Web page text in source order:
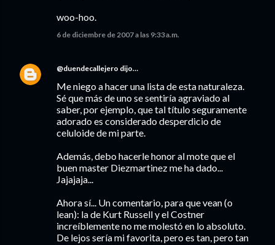
woo-hoo.
6 de diciembre de 2007 a las 9:33 a.m.
@duendecallejero dijo…
Me niego a hacer una lista de esta naturaleza.
Sé que más de uno se sentiría agraviado al
saber, por ejemplo, que tal título seguramente
adorado es considerado desperdicio de
celuloide de mi parte.
Además, debo hacerle honor al mote que el
buen master Diezmartinez me ha dado...
Jajajaja...
Ahora sí... Un comentario, para que vean (o
lean): la de Kurt Russell y el Costner
increíblemente no me molestó en lo absoluto.
De lejos sería mi favorita, pero es tan, pero tan